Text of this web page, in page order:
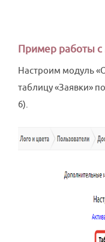
Пример работы
Настроим модуль
таблицу «Заявки»
6).